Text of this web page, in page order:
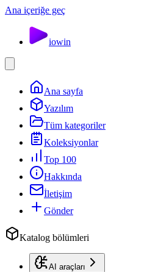
Ana içeriğe geç
iowin
Ana sayfa
Yazılım
Tüm kategoriler
Koleksiyonlar
Top 100
Hakkında
İletişim
Gönder
Katalog bölümleri
AI araçları